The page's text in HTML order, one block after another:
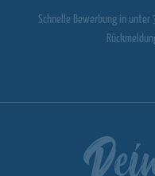
Schnelle Bewerbung in unter